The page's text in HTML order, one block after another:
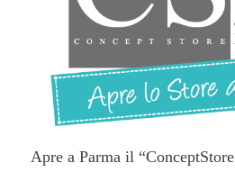
Apre a Parma il